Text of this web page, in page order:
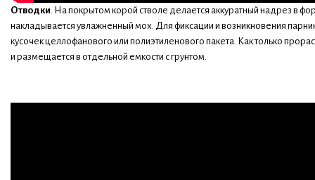
Отводки. На покрытом корой стволе делается аккуратный надрез в
накладывается увлажненный мох. Для фиксации и возникновения
кусочек целлофанового или полиэтиленового пакета. Как только
и размещается в отдельной емкости с грунтом.